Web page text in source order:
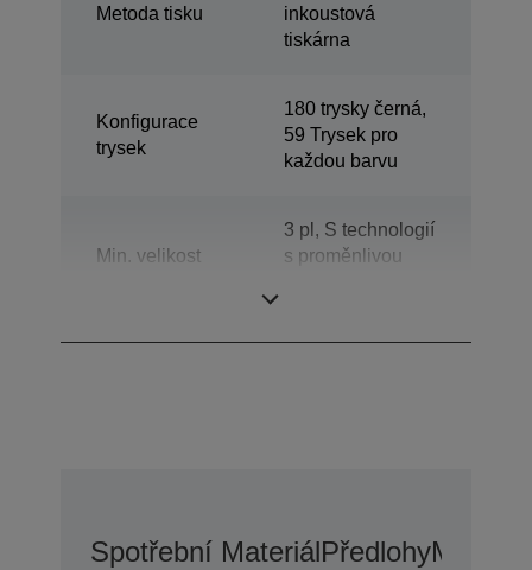
Metoda tisku
inkoustová
tiskárna
Konfigurace
trysek
180 trysky černá,
59 Trysek pro
každou barvu
Min. velikost
3 pl, S technologií
s proměnlivou
Spotřební MateriálPředlohy